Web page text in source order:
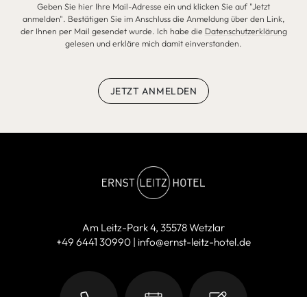
Geben Sie hier Ihre Mail-Adresse ein und klicken Sie auf "Jetzt
anmelden". Bestätigen Sie im Anschluss die Anmeldung über den Link,
der Ihnen per Mail gesendet wurde. Ich habe die Datenschutzerklärung
gelesen und erkläre mich damit einverstanden.
JETZT ANMELDEN
Am Leitz-Park 4 35578 Wetzlar
+49 6441 30990 info@ernst-leitz-hotel.de